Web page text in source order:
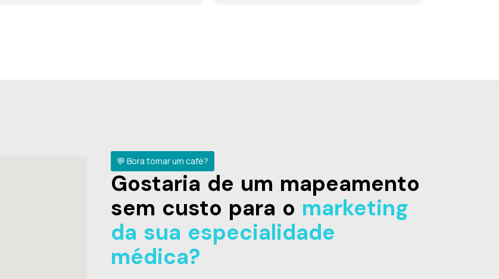
💬 Bora tomar um café?
Gostaria de um mapeamento
sem custo para o marketing
da sua especialidade
médica?